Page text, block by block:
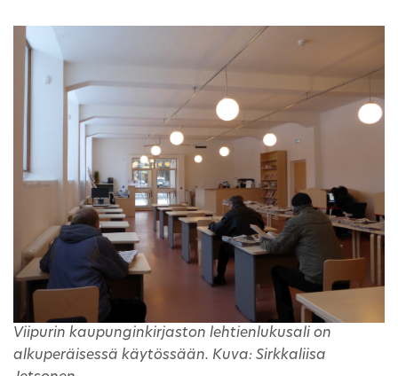
Viipurin kaupunginkirjaston lehtienlukusali on
alkuperäisessä käytössään. Kuva: Sirkkaliisa